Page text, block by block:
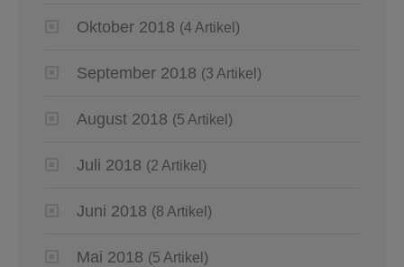
Oktober 2018 (4 Artikel)
September 2018 (3 Artikel)
August 2018 (5 Artikel)
Juli 2018 (2 Artikel)
Juni 2018 (8 Artikel)
Mai 2018 (5 Artikel)